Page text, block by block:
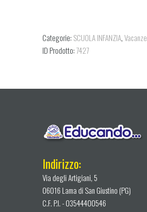
Categorie: SCUOLA INFANZIA,Vacanze
ID Prodotto:7427
Indirizzo:
Via degli Artigiani, 5
06016 Lama di San Giustino (PG)
C.F. P.I. - 03544400546